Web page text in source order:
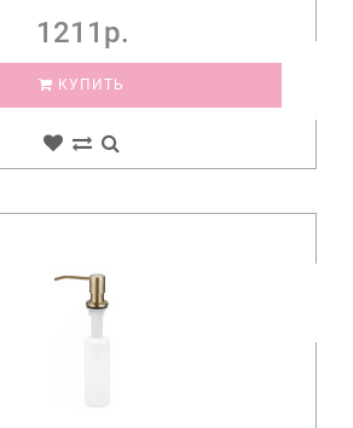
1211р.
КУПИТЬ